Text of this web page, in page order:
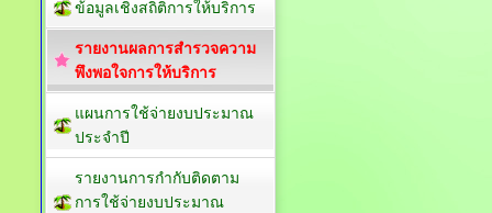
ข้อมูลเชิงสถิติการให้บริการ
รายงานผลการสำรวจความ
พึงพอใจการให้บริการ
แผนการใช้จ่ายงบประมาณ
ประจำปี
รายงานการกำกับติดตาม
การใช้จ่ายงบประมาณ